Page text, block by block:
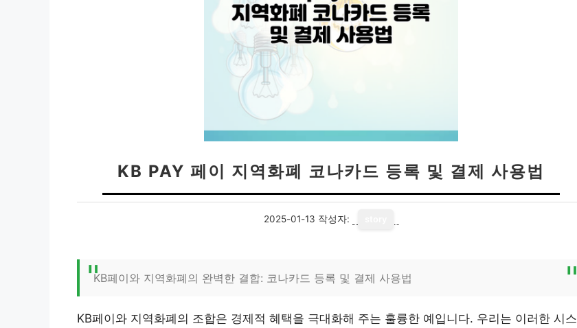
KB PAY 페이 지역화폐 코나카드 등록 및 결제 사용법
2025-01-13 작성자:
KB페이와 지역화폐의 완벽한 결합: 코나카드 등록 및 결제 사용법
KB페이와 지역화폐의 조합은 경제적 혜택을 극대화해 주는 훌륭한 예입니다. 우리는 이러한 시스